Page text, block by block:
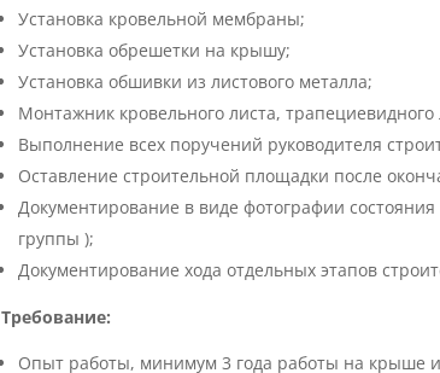
Установка кровельной мембраны;
Установка обрешетки на крышу;
Установка обшивки из листового металла;
Монтажник кровельного листа,
Выполнение всех поручений руководителя
Оставление строительной площадки после
Документирование в виде фотографии
группы );
Документирование хода отдельных этапов
Требование:
Опыт работы, минимум 3 года работы на крыше